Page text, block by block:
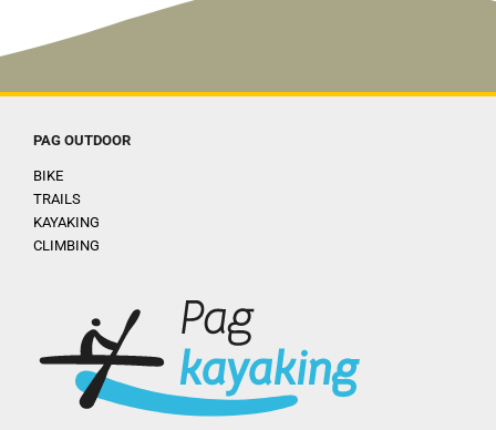
PAG OUTDOOR
BIKE
TRAILS
KAYAKING
CLIMBING